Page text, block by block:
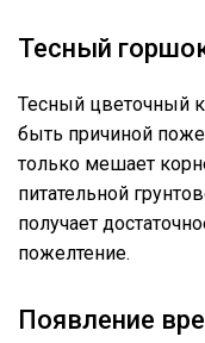
Тесный
Тесный цветочный
быть причиной
только мешает
питательной
получает
пожелтение.
Появление